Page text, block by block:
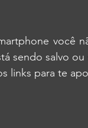
você
sendo salvo
links para te